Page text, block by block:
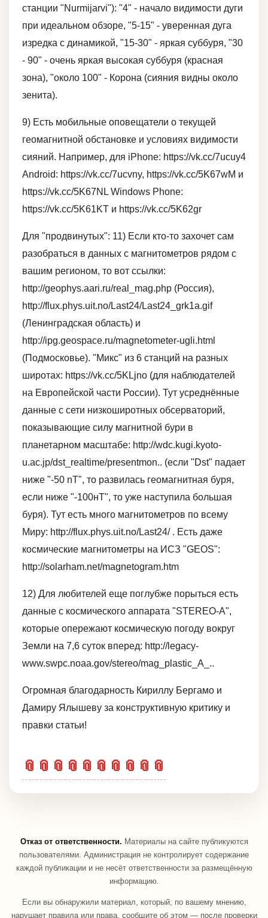
станции "Nurmijarvi"): "4" - начало видимости дуги
при идеальном обзоре, "5-15" - уверенная дуга
изредка с динамикой, "15-30" - яркая суббуря, "30
- 90" - очень яркая высокая суббуря (красная
зона), "около 100" - Корона (сияния видны около
зенита).
9) Есть мобильные оповещатели о текущей
геомагнитной обстановке и условиях видимости
сияний. Например, для iPhone: https://vk.cc/7ucuy4
Android: https://vk.cc/7ucvny, https://vk.cc/5K67wM и
https://vk.cc/5K67NL Windows Phone:
https://vk.cc/5K61KT и https://vk.cc/5K62gr
Для "продвинутых": 11) Если кто-то захочет сам
разобраться в данных с магнитометров рядом с
вашим регионом, то вот ссылки:
http://geophys.aari.ru/real_mag.php (Россия),
http://flux.phys.uit.no/Last24/Last24_grk1a.gif
(Ленинградская область) и
http://ipg.geospace.ru/magnetometer-ugli.html
(Подмосковье). "Микс" из 6 станций на разных
широтах: https://vk.cc/5KLjno (для наблюдателей
на Европейской части России). Тут усреднённые
данные с сети низкоширотных обсерваторий,
показывающие силу магнитной бури в
планетарном масштабе: http://wdc.kugi.kyoto-
u.ac.jp/dst_realtime/presentmon.. (если "Dst" падает
ниже "-50 nT", то развилась геомагнитная буря,
если ниже "-100нТ", то уже наступила большая
буря). Тут есть много магнитометров по всему
Миру: http://flux.phys.uit.no/Last24/ . Есть даже
космические магнитометры на ИСЗ "GEOS":
http://solarham.net/magnetogram.htm
12) Для любителей еще поглубже порыться есть
данные с космического аппарата "STEREO-А",
которые опережают космическую погоду вокруг
Земли на 7,6 суток вперед: http://legacy-
www.swpc.noaa.gov/stereo/mag_plastic_A_..
Огромная благодарность Кириллу Бергамо и
Дамиру Ялышеву за конструктивную критику и
правки статьи!
📎 📎 📎 📎 📎 📎 📎 📎 📎 📎
Отказ от ответственности. Материалы на сайте публикуются
пользователями. Администрация не контролирует содержание
каждой публикации и не несёт ответственности за размещённую
информацию.
Если вы обнаружили материал, который, по вашему мнению,
нарушает правила или права, сообщите об этом — после проверки